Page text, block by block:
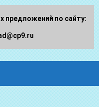
предложений по сайту: